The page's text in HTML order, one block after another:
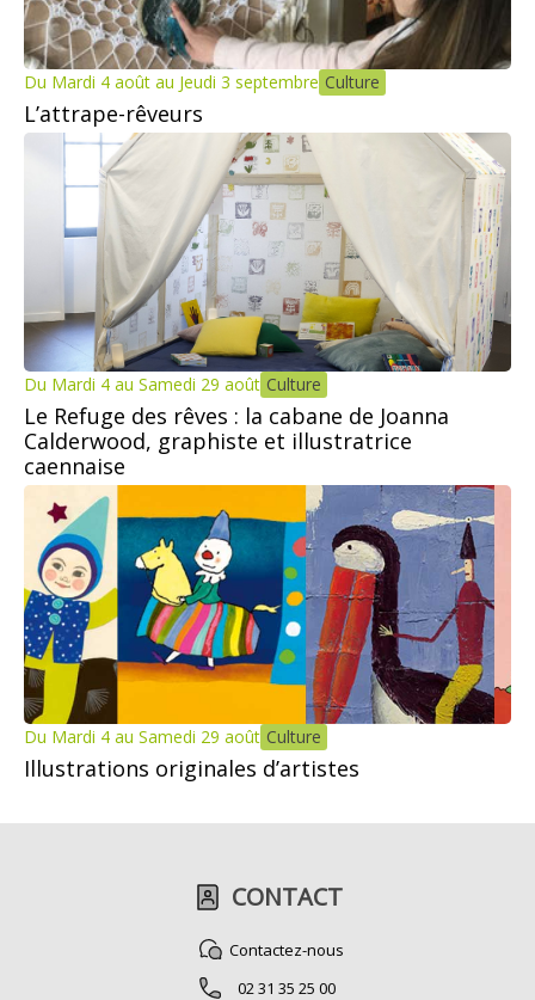
Du Mardi 4 août au Jeudi 3 septembre Culture
L’attrape-rêveurs
Du Mardi 4 au Samedi 29 août Culture
Le Refuge des rêves : la cabane de Joanna
Calderwood, graphiste et illustratrice
caennaise
Du Mardi 4 au Samedi 29 août Culture
Illustrations originales d’artistes
CONTACT
Contactez-nous
02 31 35 25 00